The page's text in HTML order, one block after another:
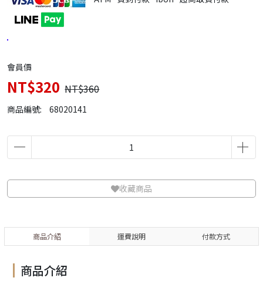
會員價
NT$320 NT$360
商品編號: 68020141
收藏商品
商品介紹 運費說明 付款方式
商品介紹